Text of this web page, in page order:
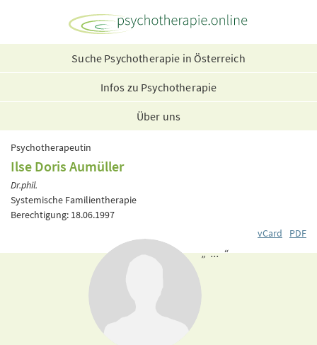
Suche Psychotherapie in Österreich
Infos zu Psychotherapie
Über uns
Psychotherapeutin
Ilse Doris Aumüller
Dr.phil.
Systemische Familientherapie
Berechtigung: 18.06.1997
vCard
PDF
„ ... “